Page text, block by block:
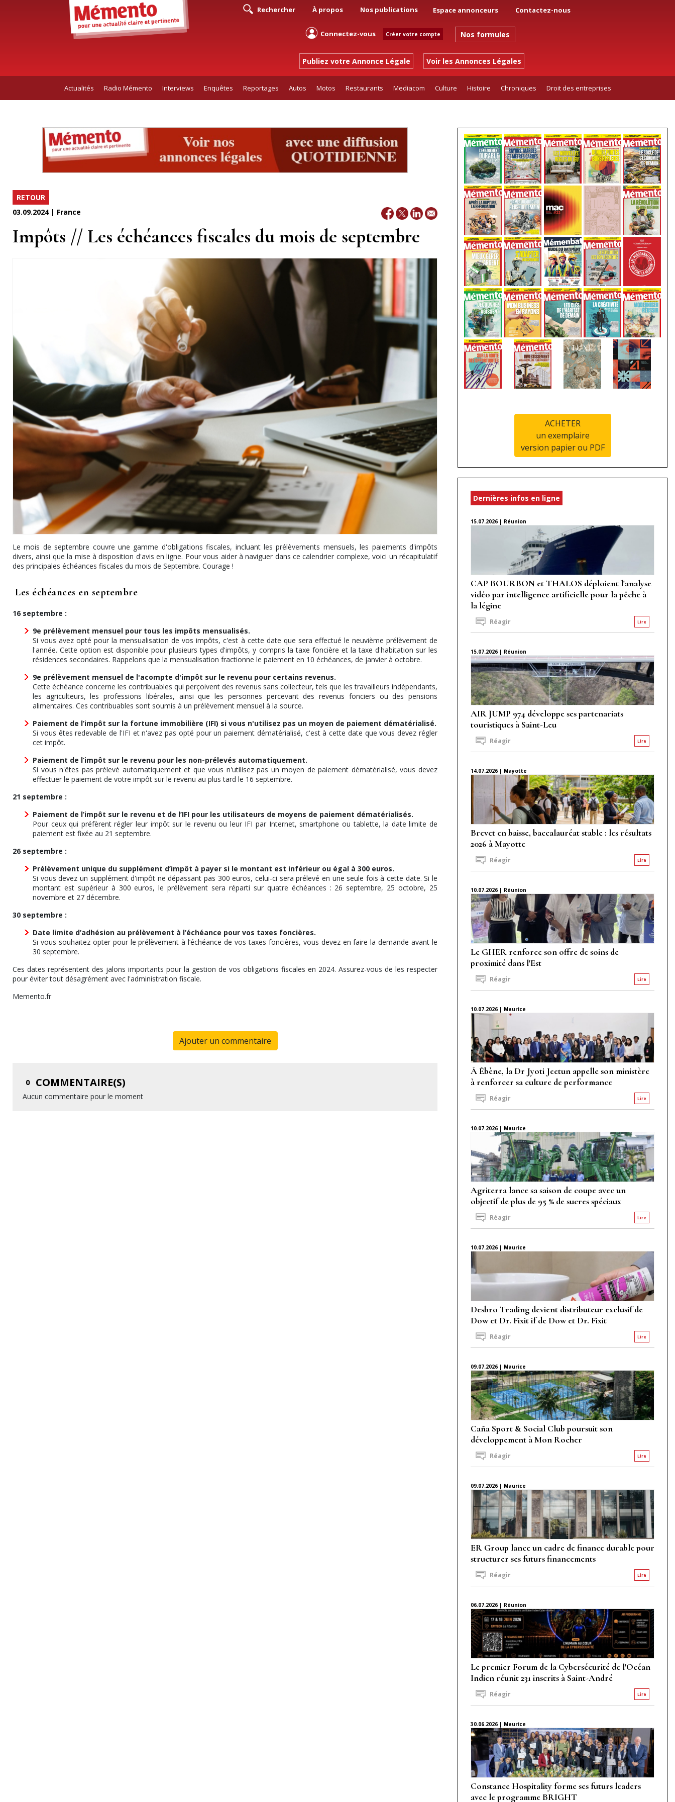
Rechercher À propos Nos publications Espace annonceurs Contactez-nous
Connectez-vous Créer votre compte Nos formules
Publiez votre Annonce Légale Voir les Annonces Légales
Actualités Radio Mémento Interviews Enquêtes Reportages Autos Motos Restaurants Mediacom Culture Histoire Chroniques Droit des entreprises
RETOUR
03.09.2024 | France
Impôts // Les échéances fiscales du mois de septembre
Le mois de septembre couvre une gamme d'obligations fiscales, incluant les prélèvements mensuels, les paiements d'impôts
divers, ainsi que la mise à disposition d'avis en ligne. Pour vous aider à naviguer dans ce calendrier complexe, voici un récapitulatif
des principales échéances fiscales du mois de Septembre. Courage !
Les échéances en septembre
16 septembre :
9e prélèvement mensuel pour tous les impôts mensualisés.
Si vous avez opté pour la mensualisation de vos impôts, c'est à cette date que sera effectué le neuvième prélèvement de
l'année. Cette option est disponible pour plusieurs types d'impôts, y compris la taxe foncière et la taxe d'habitation sur les
résidences secondaires. Rappelons que la mensualisation fractionne le paiement en 10 échéances, de janvier à octobre.
9e prélèvement mensuel de l'acompte d'impôt sur le revenu pour certains revenus.
Cette échéance concerne les contribuables qui perçoivent des revenus sans collecteur, tels que les travailleurs indépendants,
les agriculteurs, les professions libérales, ainsi que les personnes percevant des revenus fonciers ou des pensions
alimentaires. Ces contribuables sont soumis à un prélèvement mensuel à la source.
Paiement de l’impôt sur la fortune immobilière (IFI) si vous n'utilisez pas un moyen de paiement dématérialisé.
Si vous êtes redevable de l'IFI et n'avez pas opté pour un paiement dématérialisé, c'est à cette date que vous devez régler
cet impôt.
Paiement de l’impôt sur le revenu pour les non-prélevés automatiquement.
Si vous n'êtes pas prélevé automatiquement et que vous n'utilisez pas un moyen de paiement dématérialisé, vous devez
effectuer le paiement de votre impôt sur le revenu au plus tard le 16 septembre.
21 septembre :
Paiement de l’impôt sur le revenu et de l’IFI pour les utilisateurs de moyens de paiement dématérialisés.
Pour ceux qui préfèrent régler leur impôt sur le revenu ou leur IFI par Internet, smartphone ou tablette, la date limite de
paiement est fixée au 21 septembre.
26 septembre :
Prélèvement unique du supplément d’impôt à payer si le montant est inférieur ou égal à 300 euros.
Si vous devez un supplément d'impôt ne dépassant pas 300 euros, celui-ci sera prélevé en une seule fois à cette date. Si le
montant est supérieur à 300 euros, le prélèvement sera réparti sur quatre échéances : 26 septembre, 25 octobre, 25
novembre et 27 décembre.
30 septembre :
Date limite d’adhésion au prélèvement à l’échéance pour vos taxes foncières.
Si vous souhaitez opter pour le prélèvement à l’échéance de vos taxes foncières, vous devez en faire la demande avant le
30 septembre.
Ces dates représentent des jalons importants pour la gestion de vos obligations fiscales en 2024. Assurez-vous de les respecter
pour éviter tout désagrément avec l'administration fiscale.
Memento.fr
Ajouter un commentaire
0 COMMENTAIRE(S)
Aucun commentaire pour le moment
ACHETER
un exemplaire
version papier ou PDF
Dernières infos en ligne
15.07.2026 | Réunion
CAP BOURBON et THALOS déploient l'analyse
vidéo par intelligence artificielle pour la pêche à
la légine
Lire
Réagir
15.07.2026 | Réunion
AIR JUMP 974 développe ses partenariats
touristiques à Saint-Leu
Lire
Réagir
14.07.2026 | Mayotte
Brevet en baisse, baccalauréat stable : les résultats
2026 à Mayotte
Lire
Réagir
10.07.2026 | Réunion
Le GHER renforce son offre de soins de
proximité dans l'Est
Lire
Réagir
10.07.2026 | Maurice
À Ébène, la Dr Jyoti Jeetun appelle son ministère
à renforcer sa culture de performance
Lire
Réagir
10.07.2026 | Maurice
Agriterra lance sa saison de coupe avec un
objectif de plus de 95 % de sucres spéciaux
Lire
Réagir
10.07.2026 | Maurice
Desbro Trading devient distributeur exclusif de
Dow et Dr. Fixit if de Dow et Dr. Fixit
Lire
Réagir
09.07.2026 | Maurice
Caña Sport & Social Club poursuit son
développement à Mon Rocher
Lire
Réagir
09.07.2026 | Maurice
ER Group lance un cadre de finance durable pour
structurer ses futurs financements
Lire
Réagir
06.07.2026 | Réunion
Le premier Forum de la Cybersécurité de l'Océan
Indien réunit 231 inscrits à Saint-André
Lire
Réagir
30.06.2026 | Maurice
Constance Hospitality forme ses futurs leaders
avec le programme BRIGHT